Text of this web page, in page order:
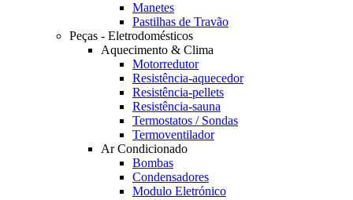
Manetes
Pastilhas de Travão
Peças - Eletrodomésticos
Aquecimento & Clima
Motorredutor
Resistência-aquecedor
Resistência-pellets
Resistência-sauna
Termostatos / Sondas
Termoventilador
Ar Condicionado
Bombas
Condensadores
Modulo Eletrónico